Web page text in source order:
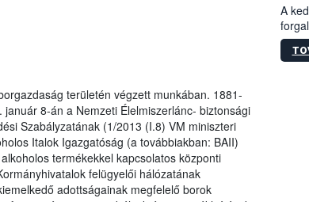
területén végzett munkában. 1881-
8-án a Nemzeti Élelmiszerlánc- biztonsági
Szabályzatának (1/2013 (I.8) VM miniszteri
Italok Igazgatóság (a továbbiakban: BAII)
termékekkel kapcsolatos központi
felügyelői hálózatának
adottságainak megfelelő borok
A